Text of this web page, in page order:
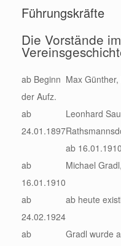
Führungskräfte
Die Vorstände
ab Beginn
der Aufz.
Max
ab
24.01.1897
Leonhard
ab
ab
16.01.1910
Michael
ab
24.02.1924
ab heute
ab
Gradl wurde